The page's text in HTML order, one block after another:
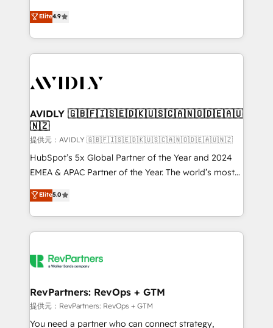
AI, & maximize AEO with tailored AI services. 🧩
Integrations: Extend HubSpot with custom
North America. Avec plus de 115 experts en
marketing automation, Growth, Revops, CRM et
webdesign. Markentive is both a consulting firm, a
digital agency and an integrator. With over 115
CRM and webdesign (We focus on EMEA - USA
Elite4.9
AVIDLY 🇬🇧🇫🇮🇸🇪🇩🇰🇺🇸🇨🇦🇳🇴🇩🇪🇦🇺
🇳🇿
提供元：AVIDLY 🇬🇧🇫🇮🇸🇪🇩🇰🇺🇸🇨🇦🇳🇴🇩🇪🇦🇺🇳🇿
HubSpot’s 5x Global Partner of the Year and 2024
EMEA & APAC Partner of the Year. The world’s most
experienced and fully accredited HubSpot Solutions
Partner. 🚀 With 2,750+ HubSpot projects delivered
and 370+ specialists across EMEA, APAC and NAM,
we de-risk complex CRM programmes and
multi-region migrations to AI-powered automation,
scale. 🏆 HubSpot’s CEO called us “the partner of the
future.” Others agree it is proof of trust built through
measurable impact.
Elite5.0
RevPartners: RevOps + GTM
提供元：RevPartners: RevOps + GTM
You need a partner who can connect strategy,